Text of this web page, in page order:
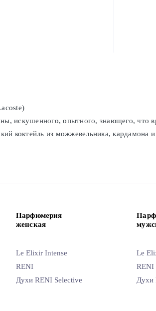
искушенного, опытного, знающего, что
коктейль из можжевельника, кардамона
Парфюмерия
женская
Le Elixir Intense
RENI
Духи RENI Selective
Le
RENI
Духи